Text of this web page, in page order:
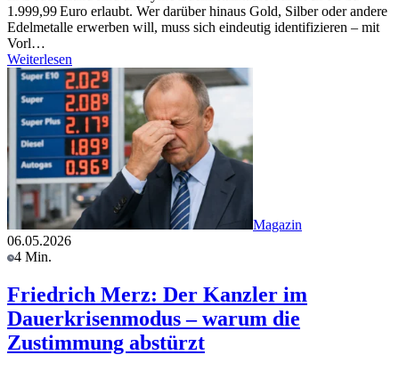
1.999,99 Euro erlaubt. Wer darüber hinaus Gold, Silber oder andere
Edelmetalle erwerben will, muss sich eindeutig identifizieren – mit
Vorl…
Weiterlesen
Magazin
06.05.2026
4 Min.
Friedrich Merz: Der Kanzler im
Dauerkrisenmodus – warum die
Zustimmung abstürzt